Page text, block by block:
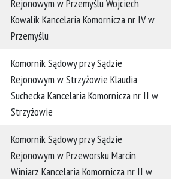
Rejonowym w Przemyślu Wojciech
Kowalik Kancelaria Komornicza nr IV w
Przemyślu
Komornik Sądowy przy Sądzie
Rejonowym w Strzyżowie Klaudia
Suchecka Kancelaria Komornicza nr II w
Strzyżowie
Komornik Sądowy przy Sądzie
Rejonowym w Przeworsku Marcin
Winiarz Kancelaria Komornicza nr II w